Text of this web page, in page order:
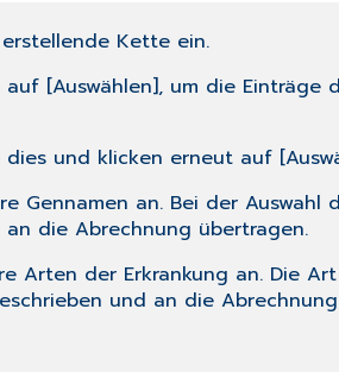
Kette ein.
[Auswählen], um die
und klicken erneut auf
Gennamen an. Bei der Auswahl
die Abrechnung übertragen.
Arten der Erkrankung an. Die
und an die